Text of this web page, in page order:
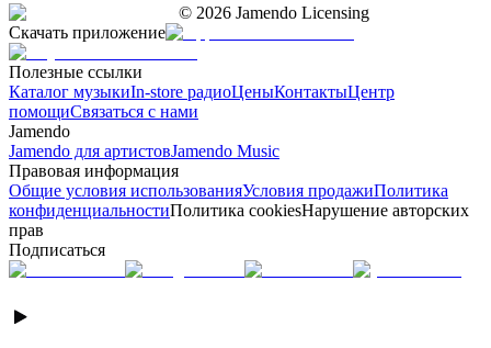
© 2026 Jamendo Licensing
Скачать приложение
Полезные ссылки
Каталог музыкиIn-store радиоЦеныКонтактыЦентр
помощиСвязаться с нами
Jamendo
Jamendo для артистовJamendo Music
Правовая информация
Общие условия использованияУсловия продажиПолитика
конфиденциальностиПолитика cookiesНарушение авторских
прав
Подписаться